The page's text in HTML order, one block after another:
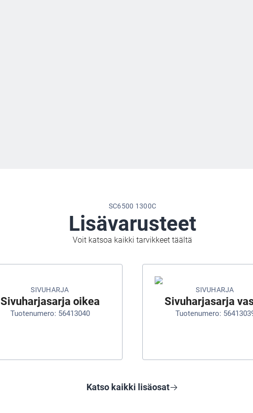
SC6500 1300C
Lisävarusteet
Voit katsoa kaikki tarvikkeet täältä
SIVUHARJA
Sivuharjasarja oikea
Tuotenumero: 56413040
SIVUHARJA
Sivuharjasarja
Tuotenumero:
Katso kaikki lisäosat